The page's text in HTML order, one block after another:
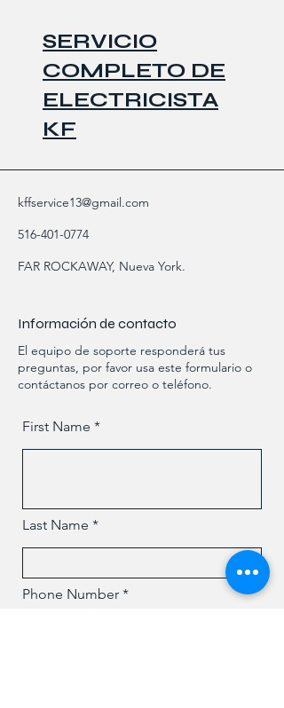
SERVICIO
COMPLETO DE
ELECTRICISTA
KF
kffservice13@gmail.com
516-401-0774
FAR ROCKAWAY, Nueva York.
Información de contacto
El equipo de soporte responderá tus
preguntas, por favor usa este formulario o
contáctanos por correo o teléfono.
First Name
Last Name
Phone Number